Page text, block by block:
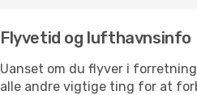
Flyvetid og lufthavnsinfo
Uanset om du flyver i
alle andre vigtige ting for at